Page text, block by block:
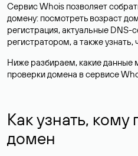
Сервис Whois позволяет
домену: посмотреть возраст
регистрация, актуальные DNS-
регистратором, а также узнать,
Ниже разбираем, какие данные
проверки домена в сервисе
Как узнать,
домен